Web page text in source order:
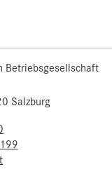
Betriebsgesellschaft
Salzburg